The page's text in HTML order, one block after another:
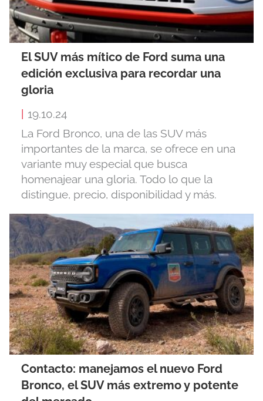
El SUV más mítico de Ford suma una
edición exclusiva para recordar una
gloria
19.10.24
La Ford Bronco, una de las SUV más
importantes de la marca, se ofrece en una
variante muy especial que busca
homenajear una gloria. Todo lo que la
distingue, precio, disponibilidad y más.
Contacto: manejamos el nuevo Ford
Bronco, el SUV más extremo y potente